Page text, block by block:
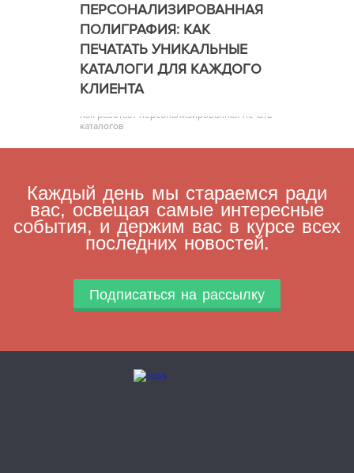
ПЕРСОНАЛИЗИРОВАННАЯ
ПОЛИГРАФИЯ: КАК
ПЕЧАТАТЬ УНИКАЛЬНЫЕ
КАТАЛОГИ ДЛЯ КАЖДОГО
КЛИЕНТА
Как работает персонализированная печать
каталогов
Каждый день мы стараемся ради
вас, освещая самые интересные
события, и держим вас в курсе всех
последних новостей.
Подписаться на рассылку